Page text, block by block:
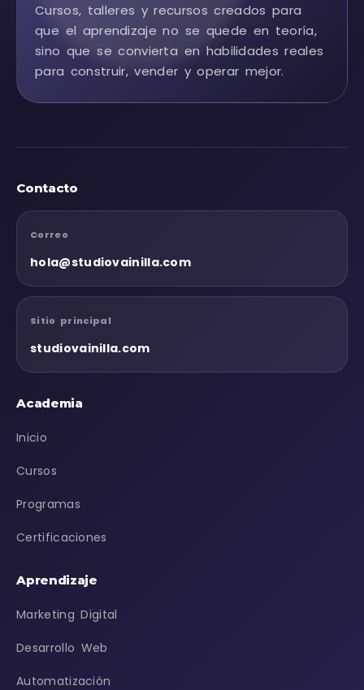
Cursos, talleres y recursos creados para
que el aprendizaje no se quede en teoría,
sino que se convierta en habilidades reales
para construir, vender y operar mejor.
Contacto
Correo
hola@studiovainilla.com
Sitio principal
studiovainilla.com
Academia
Inicio
Cursos
Programas
Certificaciones
Aprendizaje
Marketing Digital
Desarrollo Web
Automatización